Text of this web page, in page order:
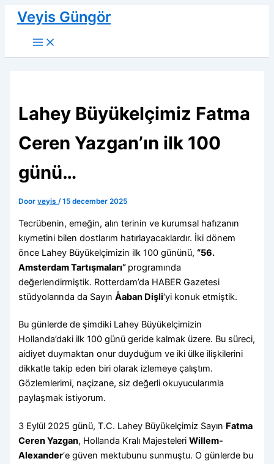
naar
inhoud
Veyis Güngör
Lahey Büyükelçimiz Fatma
Ceren Yazgan’ın ilk 100
günü…
Doorveyis/15 december 2025
Tecrübenin, emeğin, alın terinin ve kurumsal hafızanın
kıymetini bilen dostlarım hatırlayacaklardır. İki dönem
önce Lahey Büyükelçimizin ilk 100 gününü,“56.
Amsterdam Tartışmaları” programında
değerlendirmiştik. Rotterdam’da HABER Gazetesi
stüdyolarında da SayınÅaban Dişli‘yi konuk etmiştik.
Bu günlerde de şimdiki Lahey Büyükelçimizin
Hollanda’daki ilk 100 günü geride kalmak üzere. Bu süreci,
aidiyet duymaktan onur duyduğum ve iki ülke ilişkilerini
dikkatle takip eden biri olarak izlemeye çalıştım.
Gözlemlerimi, naçizane, siz değerli okuyucularımla
paylaşmak istiyorum.
3 Eylül 2025 günü, T.C. Lahey Büyükelçimiz Sayın Fatma
Ceren Yazgan, Hollanda Kralı MajesteleriWillem-
Alexander‘e güven mektubunu sunmuştu. O günlerde bu